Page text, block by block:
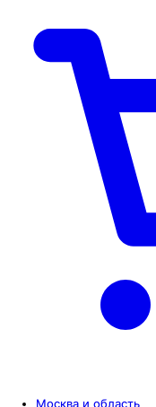
Москва и область